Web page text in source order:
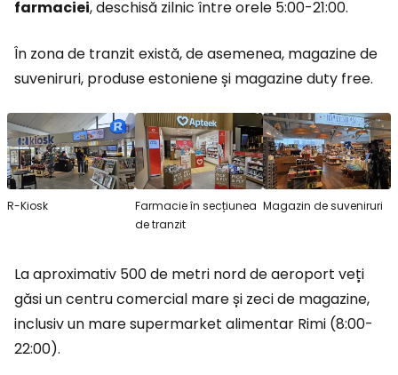
farmaciei, deschisă zilnic între orele 5:00-21:00.
În zona de tranzit există, de asemenea, magazine de
suveniruri, produse estoniene și magazineduty free.
R-Kiosk
Farmacie în secțiunea
de tranzit
Magazin de suveniruri
La aproximativ 500 de metri nord de aeroport veți
găsi un centru comercial mare și zeci de magazine,
inclusiv un mare supermarket alimentar Rimi (8:00-
22:00).